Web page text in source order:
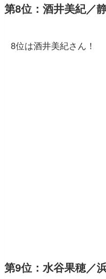
第8位：酒井美紀／
8位は酒井美紀さん！
第9位：水谷果穂／